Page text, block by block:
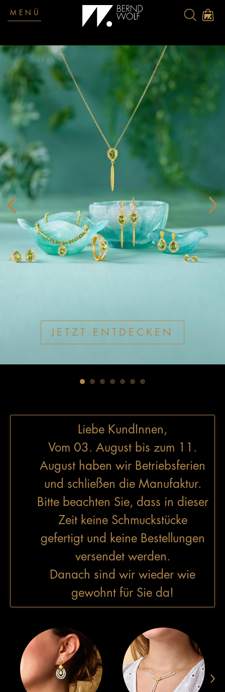
MENÜ
‹
JETZT ENTDECKEN
›
Liebe KundInnen,
Vom 03. August bis zum 11.
August haben wir Betriebsferien
und schließen die Manufaktur.
Bitte beachten Sie, dass in dieser
Zeit keine Schmuckstücke
gefertigt und keine Bestellungen
versendet werden.
Danach sind wir wieder wie
gewohnt für Sie da!
›